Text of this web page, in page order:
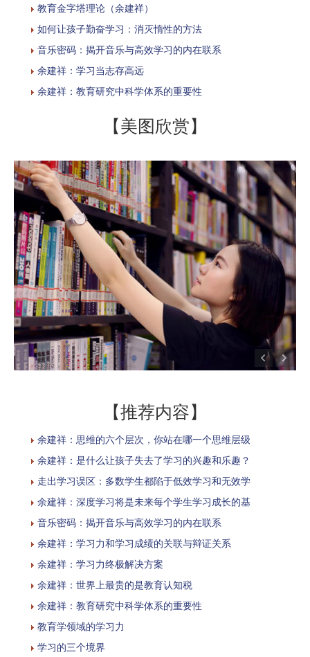
教育金字塔理论（余建祥）
如何让孩子勤奋学习：消灭惰性的方法
音乐密码：揭开音乐与高效学习的内在联系
余建祥：学习当志存高远
余建祥：教育研究中科学体系的重要性
【美图欣赏】
【推荐内容】
余建祥：思维的六个层次，你站在哪一个思维层级
余建祥：是什么让孩子失去了学习的兴趣和乐趣？
走出学习误区：多数学生都陷于低效学习和无效学
余建祥：深度学习将是未来每个学生学习成长的基
音乐密码：揭开音乐与高效学习的内在联系
余建祥：学习力和学习成绩的关联与辩证关系
余建祥：学习力终极解决方案
余建祥：世界上最贵的是教育认知税
余建祥：教育研究中科学体系的重要性
教育学领域的学习力
学习的三个境界